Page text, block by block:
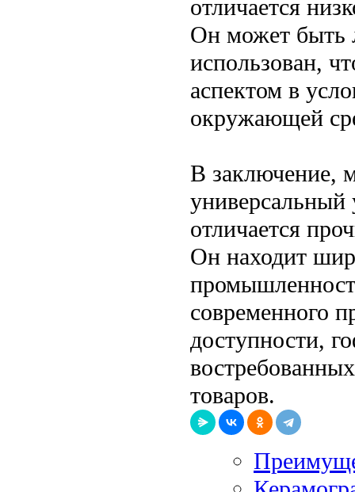
отличается
Он может быть
использован,
аспектом в
окружающей
В заключение,
универсальный
отличается
Он находит
современного
доступности,
товаров.